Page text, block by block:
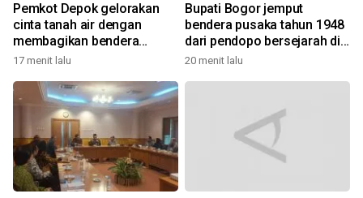
Pemkot Depok gelorakan
cinta tanah air dengan
membagikan bendera
merah putih
17 menit lalu
Bupati Bogor jemput
bendera pusaka tahun 1948
dari pendopo bersejarah di
Desa Malasari
20 menit lalu